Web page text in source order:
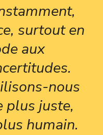
surtout en
aux
nous
plus juste,
humain.